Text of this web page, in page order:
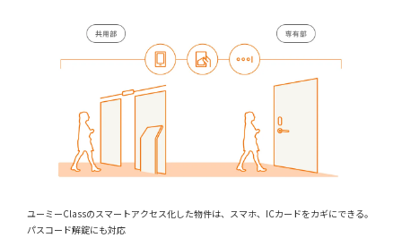
ユーミーClassのスマートアクセス化した物件は、スマホ、ICカードをカギにできる。
パスコード解錠にも対応